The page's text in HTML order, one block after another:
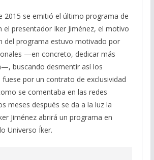
2015 se emitió el último programa de
el presentador Iker Jiménez, el motivo
del programa estuvo motivado por
—en concreto, dedicar más
buscando desmentir así los
por un contrato de exclusividad
se comentaba en las redes
meses después se da a la luz la
Jiménez abrirá un programa en
Universo Íker.